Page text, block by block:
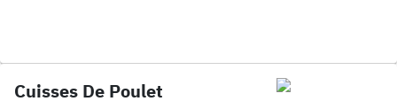
Cuisses De Poulet